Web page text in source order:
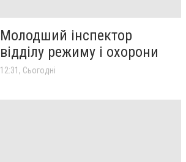
Молодший інспектор
відділу режиму і охорони
12:31, Сьогодні